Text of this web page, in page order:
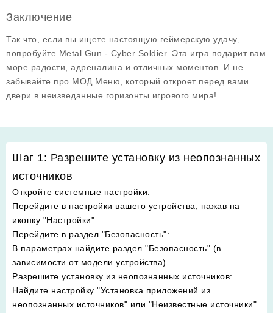
Заключение
Так что, если вы ищете настоящую геймерскую удачу
попробуйте Metal Gun - Cyber Soldier. Эта игра подарит вам
море радости, адреналина и отличных моментов. И не
забывайте про МОД Меню , который откроет перед вами
двери в неизведанные горизонты игрового мира!
Шаг 1: Разрешите установку из неопознанных
источников
Откройте системные настройки:
Перейдите в настройки вашего устройства, нажав на
иконку "Настройки".
Перейдите в раздел "Безопасность":
В параметрах найдите раздел "Безопасность" (в
зависимости от модели устройства).
Разрешите установку из неопознанных источников:
Найдите настройку "Установка приложений из
неопознанных источников" или "Неизвестные источники".